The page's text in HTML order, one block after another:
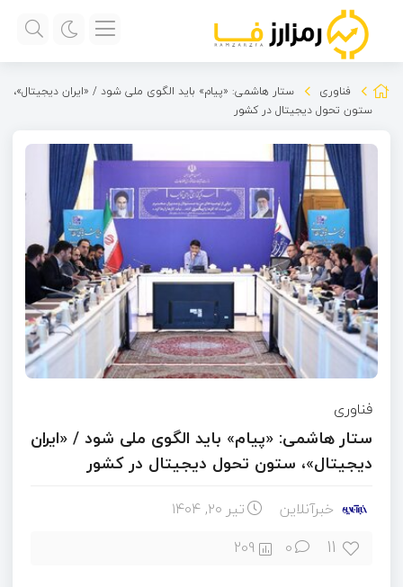
فناوری
ستار هاشمی: «پیام» باید الگوی ملی شود / «ایران دیجیتال»،
ستون‌ تحول دیجیتال در کشور
فناوری
ستار هاشمی: «پیام» باید الگوی ملی شود / «ایران
دیجیتال»، ستون‌ تحول دیجیتال در کشور
خبرآنلاین تیر ۲۰, ۱۴۰۴
11
0
209